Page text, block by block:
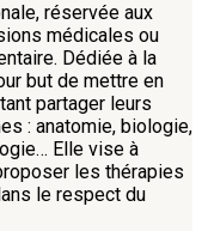
réservée aux
médicales ou
Dédiée à la
but de mettre en
partager leurs
: anatomie, biologie,
Elle vise à
les thérapies
le respect du